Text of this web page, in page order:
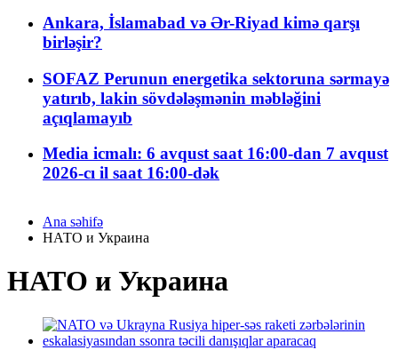
Ankara, İslamabad və Ər-Riyad kimə qarşı
birləşir?
SOFAZ Perunun energetika sektoruna sərmayə
yatırıb, lakin sövdələşmənin məbləğini
açıqlamayıb
Media icmalı: 6 avqust saat 16:00-dan 7 avqust
2026-cı il saat 16:00-dək
Ana səhifə
НАТО и Украина
НАТО и Украина